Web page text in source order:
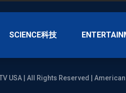
SCIENCE科技
USA | All Rights Reserved |